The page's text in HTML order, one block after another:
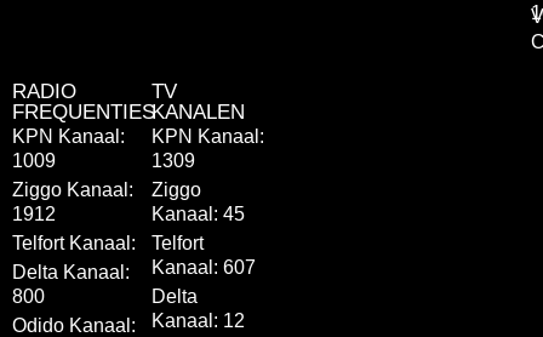
RADIO
FREQUENTIES
KPN Kanaal:
1009
Ziggo Kanaal:
1912
Telfort Kanaal:
Delta Kanaal:
800
Odido Kanaal:
TV
KANALEN
KPN Kanaal:
1309
Ziggo
Kanaal: 45
Telfort
Kanaal: 607
Delta
Kanaal: 12